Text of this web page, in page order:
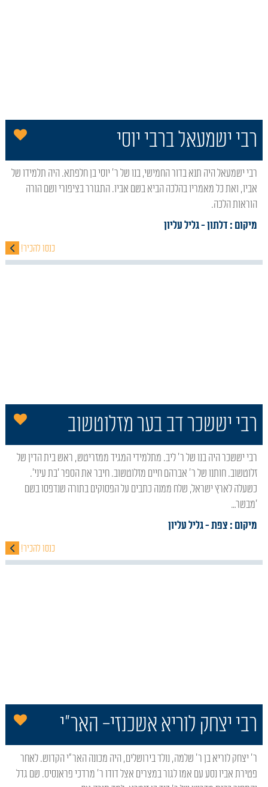
רבי ישמעאל ברבי יוסי
רבי ישמעאל היה תנא בדור החמישי, בנו של ר' יוסי בן חלפתא. היה תלמידו של
אביו, ואת כל מאמריו בהלכה הביא בשם אביו. התגורר בציפורי ושם הורה
הוראות הלכה.
מיקום : דלתון- גליל עליון
כנסו להכיר!
רבי יששכר דב בער מזלוטשוב
רבי יששכר היה בנו של ר' ליב. מתלמידי המגיד ממזריטש, ראש בית הדין של
זלוטשוב. חותנו של ר' אברהם חיים מזלוטשוב. חיבר את הספר 'בת עיני'.
כשעלה לארץ ישראל, שלח ממנה כתבים על הפסוקים בתורה שנדפסו בשם
'מבשר…
מיקום : צפת- גליל עליון
כנסו להכיר!
רבי יצחק לוריא אשכנזי- האר"י
ר' יצחק לוריא בן ר' שלמה, נולד בירושלים, היה מכונה האר"י הקדוש. לאחר
פטירת אביו נסע עם אמו לגור במצרים אצל דודו ר' מרדכי פראנסיס. שם גדל